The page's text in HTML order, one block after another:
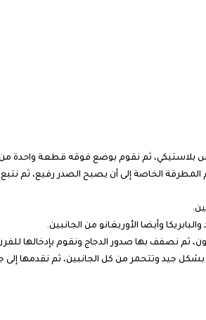
بلاستيكي، ثم نقوم بوضع فوقه قطعة واحدة
المطرقة الخاصة إلى أن يصبح الصدر رفيع، ثم
وأيضا الأوريغانو من الجانبين.
ثم نصفف بها صدور الدجاج ونقوم بإدخالها
جيد وتتحمر من كل الجانبين، ثم نقدمها إلى